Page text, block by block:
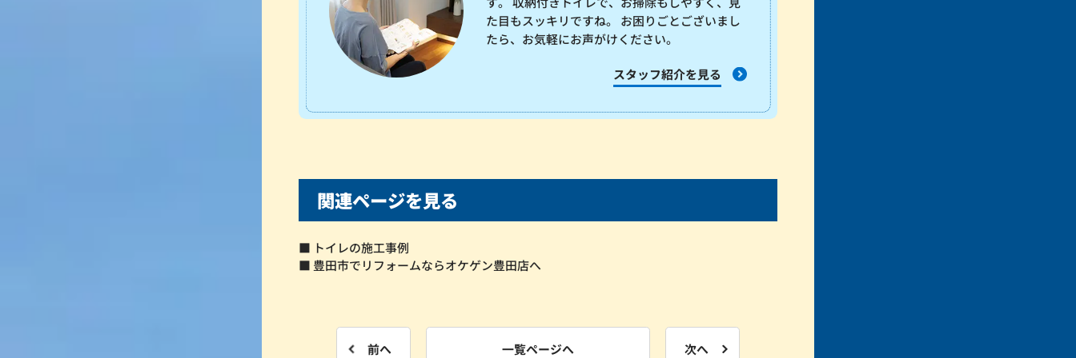
た目もスッキリですね。 お困りごとございまし
たら、お気軽にお声がけください。
スタッフ紹介を見る
関連ページを見る
■ トイレの施工事例
■ 豊田市でリフォームならオケゲン豊田店へ
前へ 一覧ページへ 次へ